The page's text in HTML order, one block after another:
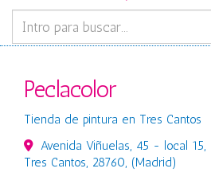
Peclacolor
Tienda de pintura en Tres Cantos
Avenida Viñuelas, 45 - local 15,
Tres Cantos, 28760, (Madrid)